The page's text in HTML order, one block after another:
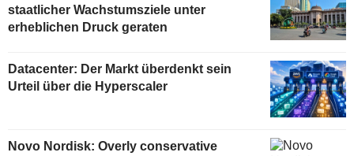
staatlicher Wachstumsziele unter
erheblichen Druck geraten
Datacenter: Der Markt überdenkt sein
Urteil über die Hyperscaler
Novo Nordisk: Overly conservative